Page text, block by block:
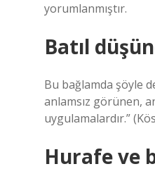
yorumlanmıştır.
Batıl
Bu bağlamda şöyle
anlamsız görünen,
uygulamalardır.”
Hurafe ve